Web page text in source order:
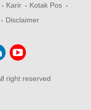
Karir
Kotak Pos
Disclaimer
right reserved